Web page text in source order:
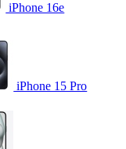
iPhone 16e
iPhone 15 Pro